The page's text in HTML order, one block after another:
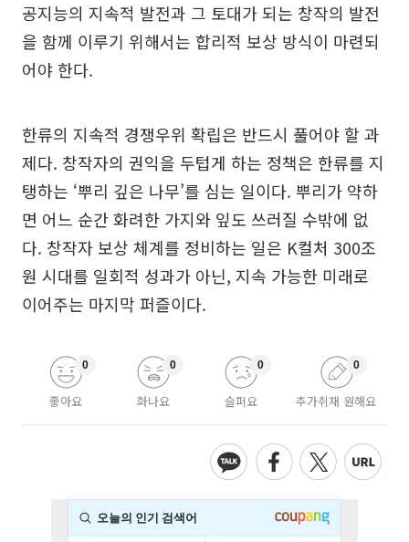
공지능의 지속적 발전과 그 토대가 되는 창작의 발전
을 함께 이루기 위해서는 합리적 보상 방식이 마련되
어야 한다.
한류의 지속적 경쟁우위 확립은 반드시 풀어야 할 과
제다. 창작자의 권익을 두텁게 하는 정책은 한류를 지
탱하는 ‘뿌리 깊은 나무’를 심는 일이다. 뿌리가 약하
면 어느 순간 화려한 가지와 잎도 쓰러질 수밖에 없
다. 창작자 보상 체계를 정비하는 일은 K컬처 300조
원 시대를 일회적 성과가 아닌, 지속 가능한 미래로
이어주는 마지막 퍼즐이다.
좋아요
0
화나요
0
슬퍼요
0
추가취재 원해요
0